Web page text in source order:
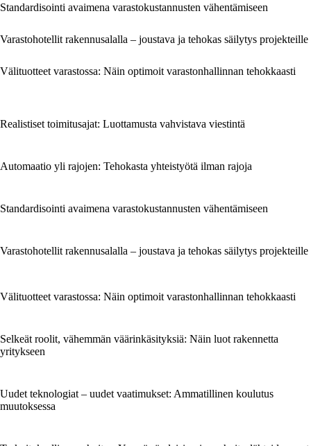
Standardisointi avaimena varastokustannusten vähentämiseen
Varastohotellit rakennusalalla – joustava ja tehokas säilytys projekteille
Välituotteet varastossa: Näin optimoit varastonhallinnan tehokkaasti
Realistiset toimitusajat: Luottamusta vahvistava viestintä
Automaatio yli rajojen: Tehokasta yhteistyötä ilman rajoja
Standardisointi avaimena varastokustannusten vähentämiseen
Varastohotellit rakennusalalla – joustava ja tehokas säilytys projekteille
Välituotteet varastossa: Näin optimoit varastonhallinnan tehokkaasti
Selkeät roolit, vähemmän väärinkäsityksiä: Näin luot rakennetta
yritykseen
Uudet teknologiat – uudet vaatimukset: Ammatillinen koulutus
muutoksessa